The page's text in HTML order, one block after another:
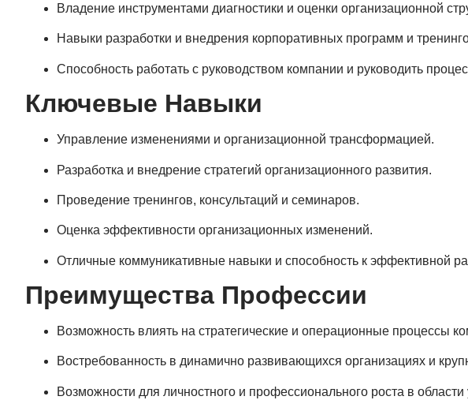
Владение инструментами диагностики и оценки организационной
Навыки разработки и внедрения корпоративных программ и
Способность работать с руководством компании и руководить
Ключевые Навыки
Управление изменениями и организационной трансформацией.
Разработка и внедрение стратегий организационного развития.
Проведение тренингов, консультаций и семинаров.
Оценка эффективности организационных изменений.
Отличные коммуникативные навыки и способность к эффективной
Преимущества Профессии
Возможность влиять на стратегические и операционные процессы
Востребованность в динамично развивающихся организациях и
Возможности для личностного и профессионального роста в области